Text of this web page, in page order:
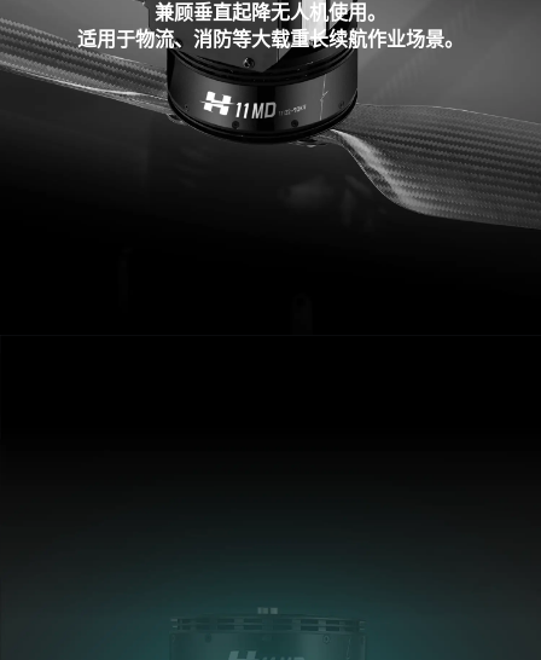
兼顾垂直起降无人机使用。
适用于物流、消防等大载重长续航作业场景。